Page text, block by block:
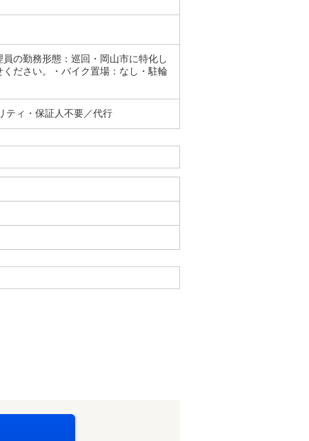
の勤務形態：巡回・岡山市に特化し
ださい。・バイク置場：なし・駐輪
ティ・保証人不要／代行